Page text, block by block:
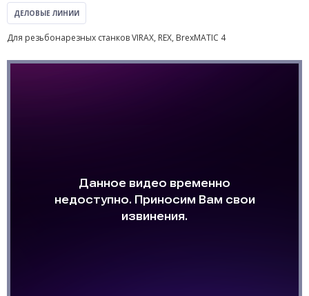
ДЕЛОВЫЕ ЛИНИИ
Для резьбонарезных станков VIRAX, REX, BrexMATIC 4